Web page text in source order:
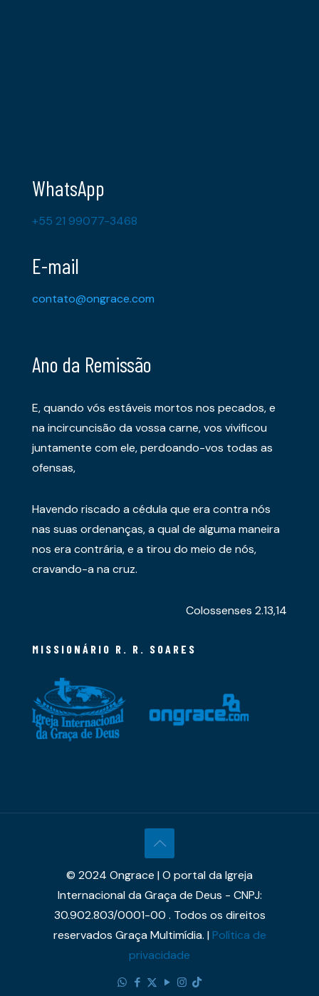
WhatsApp
+55 21 99077-3468
E-mail
contato@ongrace.com
Ano da Remissão
E, quando vós estáveis mortos nos pecados, e
na incircuncisão da vossa carne, vos vivificou
juntamente com ele, perdoando-vos todas as
ofensas,
Havendo riscado a cédula que era contra nós
nas suas ordenanças, a qual de alguma maneira
nos era contrária, e a tirou do meio de nós,
cravando-a na cruz.
Colossenses 2.13,14
MISSIONÁRIO R. R. SOARES
© 2024 Ongrace | O portal da Igreja
Internacional da Graça de Deus - CNPJ:
30.902.803/0001-00 . Todos os direitos
reservados Graça Multimídia. |Política de
privacidade